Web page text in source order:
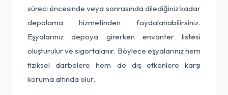
süreci öncesinde veya sonrasında dilediğiniz kadar
depolama hizmetinden faydalanabilirsiniz.
Eşyalarınız depoya girerken envanter listesi
oluşturulur ve sigortalanır. Böylece eşyalarınız hem
fiziksel darbelere hem de dış etkenlere karşı
koruma altında olur.